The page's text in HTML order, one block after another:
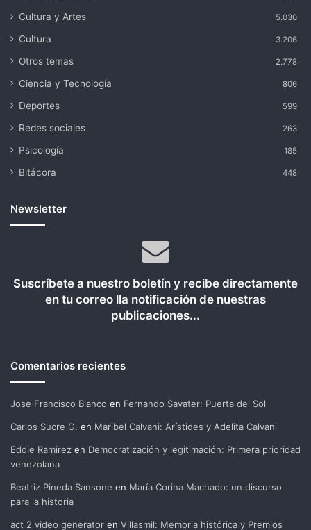
Cultura y Artes 5.030
Cultura 3.206
Otros temas 2.778
Ciencia y Tecnología 806
Deportes 599
Redes sociales 263
Psicología 185
Bitácora 448
Newsletter
Suscríbete a nuestro boletín y recibe directamente
en tu correo lla notificación de nuestras
publicaciones...
Comentarios recientes
Jose Francisco Blanco en Fernando Savater: Puerta del Sol
Carlos Sucre G. en Maribel Calvani: Arístides y Adelita Calvani
Eddie Ramirez en Democratización y legitimación: Primera prioridad
venezolana
Beatriz Pineda Sansone en María Corina Machado: un discurso
para la historia
act 2 video generator en Villasmil: Memoria histórica y Premios